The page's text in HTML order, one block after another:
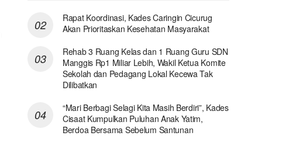
Rapat Koordinasi, Kades Caringin Cicurug
Akan Prioritaskan Kesehatan Masyarakat
Rehab 3 Ruang Kelas dan 1 Ruang Guru SDN
Manggis Rp1 Miliar Lebih, Wakil Ketua Komite
Sekolah dan Pedagang Lokal Kecewa Tak
Dilibatkan
“Mari Berbagi Selagi Kita Masih Berdiri”, Kades
Cisaat Kumpulkan Puluhan Anak Yatim,
Berdoa Bersama Sebelum Santunan